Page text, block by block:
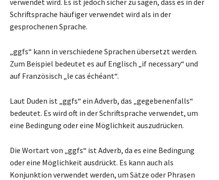
Schriftsprache häufiger verwendet wird als in der
gesprochenen Sprache.
„ggfs“ kann in verschiedene Sprachen übersetzt werden.
Zum Beispiel bedeutet es auf Englisch „if necessary“ und
auf Französisch „le cas échéant“.
Laut Duden ist „ggfs“ ein Adverb, das „gegebenenfalls“
bedeutet. Es wird oft in der Schriftsprache verwendet, um
eine Bedingung oder eine Möglichkeit auszudrücken.
Die Wortart von „ggfs“ ist Adverb, da es eine Bedingung
oder eine Möglichkeit ausdrückt. Es kann auch als
Konjunktion verwendet werden, um Sätze oder Phrasen